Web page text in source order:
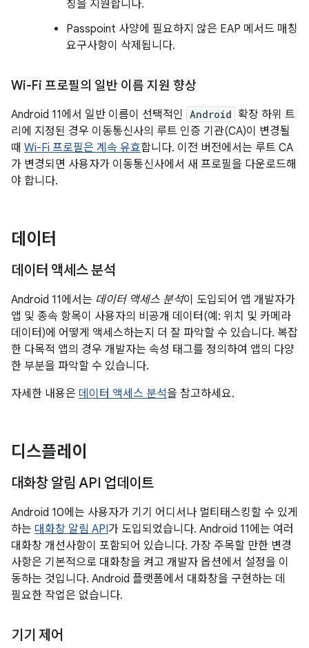
칭을 지원합니다.
Passpoint 사양에 필요하지 않은 EAP 메서드 매칭
요구사항이 삭제됩니다.
Wi-Fi 프로필의 일반 이름 지원 향상
Android 11에서 일반 이름이 선택적인 Android 확장 하위 트
리에 지정된 경우 이동통신사의 루트 인증 기관(CA)이 변경될
때 Wi-Fi 프로필은 계속 유효합니다. 이전 버전에서는 루트 CA
가 변경되면 사용자가 이동통신사에서 새 프로필을 다운로드해
야 합니다.
데이터
데이터 액세스 분석
Android 11에서는 데이터 액세스 분석이 도입되어 앱 개발자가
앱 및 종속 항목이 사용자의 비공개 데이터(예: 위치 및 카메라
데이터)에 어떻게 액세스하는지 더 잘 파악할 수 있습니다. 복잡
한 다목적 앱의 경우 개발자는 속성 태그를 정의하여 앱의 다양
한 부분을 파악할 수 있습니다.
자세한 내용은 데이터 액세스 분석을 참고하세요.
디스플레이
대화창 알림 API 업데이트
Android 10에는 사용자가 기기 어디서나 멀티태스킹할 수 있게
하는 대화창 알림 API가 도입되었습니다. Android 11에는 여러
대화창 개선사항이 포함되어 있습니다. 가장 주목할 만한 변경
사항은 기본적으로 대화창을 켜고 개발자 옵션에서 설정을 이
동하는 것입니다. Android 플랫폼에서 대화창을 구현하는 데
필요한 작업은 없습니다.
기기 제어